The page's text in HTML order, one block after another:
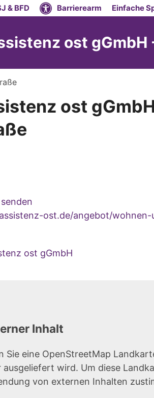
& BFD Barrierearm Einfache
ost
ost
ost.de/angebot/wohnen-
ost gGmbH
Inhalt
Sie eine OpenStreetMap
ausgeliefert wird. Um diese
von externen Inhalten